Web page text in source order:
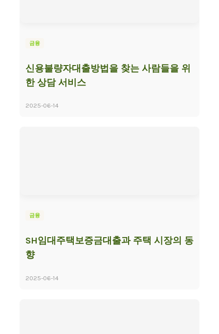
금융
신용불량자대출방법을 찾는 사람들을 위
한 상담 서비스
2025-06-14
금융
SH임대주택보증금대출과 주택 시장의 동
향
2025-06-14